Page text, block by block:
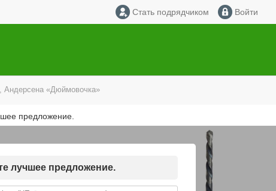
Стать подрядчиком Войти
Андерсена «Дюймовочка»
предложение.
лучшее предложение.